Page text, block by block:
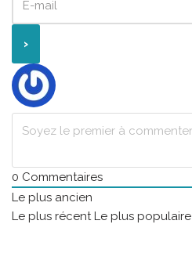
0 Commentaires
Le plus ancien
Le plus récent Le plus populaire